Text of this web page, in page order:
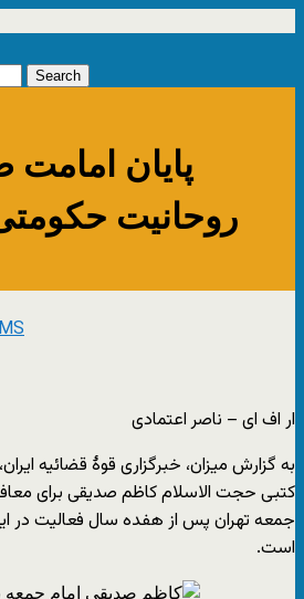
پایان
روحانیت
ار اف ای – ناصر اعتمادی
به گزارش میزان، خبرگزاری قوۀ قضائیه
کتبی حجت الاسلام کاظم صدیقی برای
جمعه تهران پس از هفده سال فعالیت در
است.